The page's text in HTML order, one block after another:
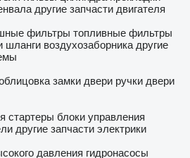
другие запчасти двигателя
фильтры топливные фильтры
шланги воздухозаборника другие
замки двери ручки двери
стартеры блоки управления
другие запчасти электрики
давления гидронасосы